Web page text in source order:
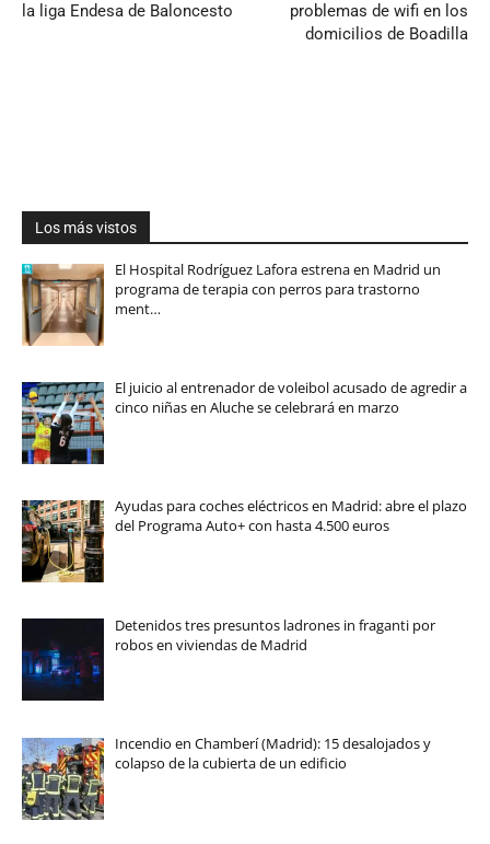
la liga Endesa de Baloncesto
problemas de wifi en los
domicilios de Boadilla
Los más vistos
El Hospital Rodríguez Lafora estrena en Madrid un
programa de terapia con perros para trastorno
ment…
El juicio al entrenador de voleibol acusado de agredir a
cinco niñas en Aluche se celebrará en marzo
Ayudas para coches eléctricos en Madrid: abre el plazo
del Programa Auto+ con hasta 4.500 euros
Detenidos tres presuntos ladrones in fraganti por
robos en viviendas de Madrid
Incendio en Chamberí (Madrid): 15 desalojados y
colapso de la cubierta de un edificio